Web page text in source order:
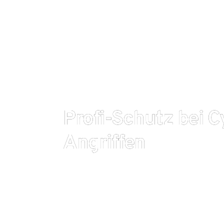
Profi-Schutz bei
Angriffen